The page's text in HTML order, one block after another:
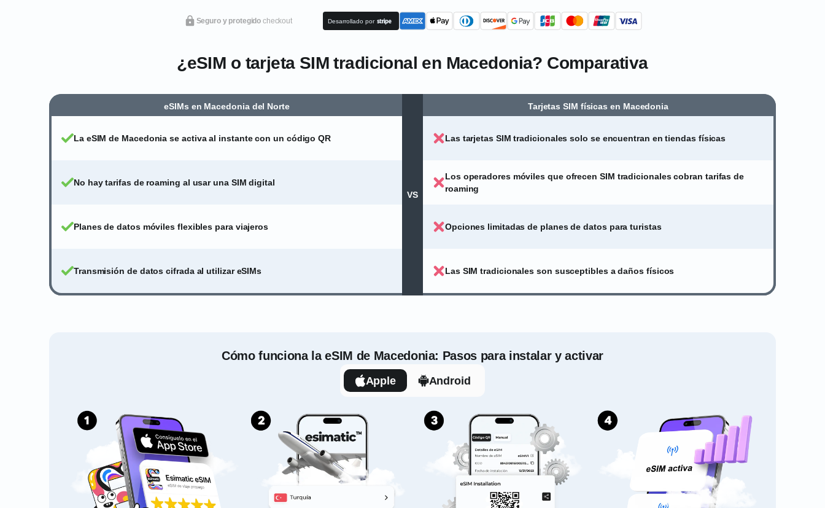
Seguro y protegido checkout Desarrollado por
¿eSIM o tarjeta SIM tradicional en Macedonia? Comparativa
eSIMs en Macedonia del Norte
La eSIM de Macedonia se activa al instante con un código QR
No hay tarifas de roaming al usar una SIM digital
Planes de datos móviles flexibles para viajeros
Transmisión de datos cifrada al utilizar eSIMs
VS
Tarjetas SIM físicas en Macedonia
Las tarjetas SIM tradicionales solo se encuentran en tiendas físicas
Los operadores móviles que ofrecen SIM tradicionales cobran tarifas de
roaming
Opciones limitadas de planes de datos para turistas
Las SIM tradicionales son susceptibles a daños físicos
Cómo funciona la eSIM de Macedonia: Pasos para instalar y activar
Apple Android